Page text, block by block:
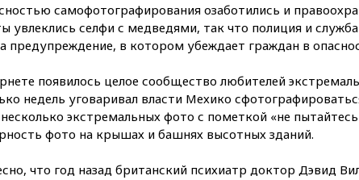
самофотографирования озаботились и
увлеклись селфи с медведями, так что полиция и
предупреждение, в котором убеждает граждан в
появилось целое сообщество любителей
недель уговаривал власти Мехико
несколько экстремальных фото с пометкой «не
фото на крышах и башнях высотных зданий.
что год назад британский психиатр доктор Дэвид